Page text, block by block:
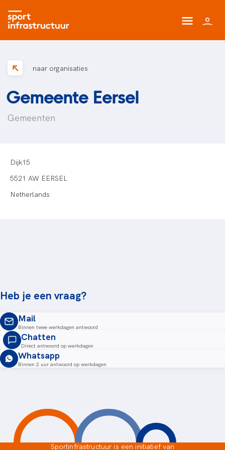
naar organisaties
Gemeente Eersel
Gemeenten
Dijk15
5521 AW EERSEL
Netherlands
Heb je een vraag?
Mail
Binnen twee werkdagen antwoord
Chatten
Direct antwoord op werkdagen
Whatsapp
Binnen 2 uur antwoord op werkdagen
Sportinfrastructuur is een initiatief van